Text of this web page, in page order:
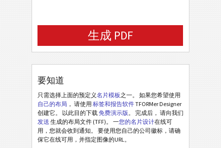
生成 PDF
要知道
只需选择上面的预定义名片模板之一。 如果您希望使用
自己的布局 ， 请使用 标签和报告软件TFORMer Designer
创建它。 以此目的下载免费演示版。 完成后， 请向我们
发送 生成的布局文件 (TFF)。 一您的名片设计在线可
用，您就会收到通知。 要使用您自己的公司徽标，请确
保它在线可用，并指定图像的URL。